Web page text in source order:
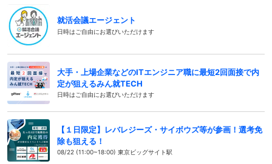
就活会議エージェント
日時はご自由にお選びいただけます
大手・上場企業などのITエンジニア職に最短2回面接で内
定が狙えるみん就TECH
日時はご自由にお選びいただけます
【１日限定】レバレジーズ・サイボウズ等が参画！選考免
除も狙える！
08/22 (11:00~18:00) 東京ビッグサイト駅